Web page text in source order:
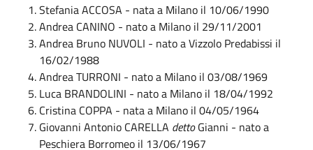
Stefania ACCOSA - nata a Milano il 10/06/1990
Andrea CANINO - nato a Milano il 29/11/2001
Andrea Bruno NUVOLI - nato a Vizzolo Predabissi il
16/02/1988
Andrea TURRONI - nato a Milano il 03/08/1969
Luca BRANDOLINI - nato a Milano il 18/04/1992
Cristina COPPA - nata a Milano il 04/05/1964
Giovanni Antonio CARELLA dettoGianni - nato a
Peschiera Borromeo il 13/06/1967